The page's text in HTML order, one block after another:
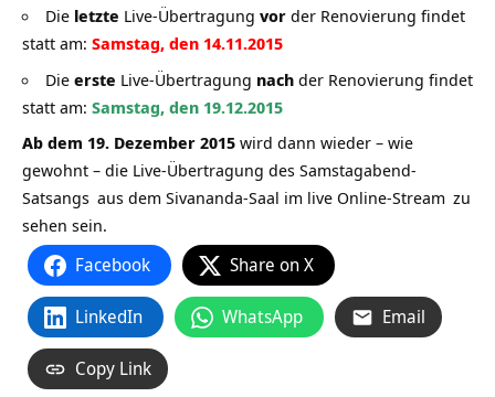
Die letzte Live-Übertragung vor der Renovierung findet
statt am: Samstag, den 14.11.2015
Die erste Live-Übertragung nach der Renovierung findet
statt am: Samstag, den 19.12.2015
Ab dem 19. Dezember 2015 wird dann wieder – wie
gewohnt – die Live-Übertragung des Samstagabend-
Satsangs aus dem Sivananda-Saal im live Online-Stream zu
sehen sein.
Facebook Share on X
LinkedIn WhatsApp Email
Copy Link